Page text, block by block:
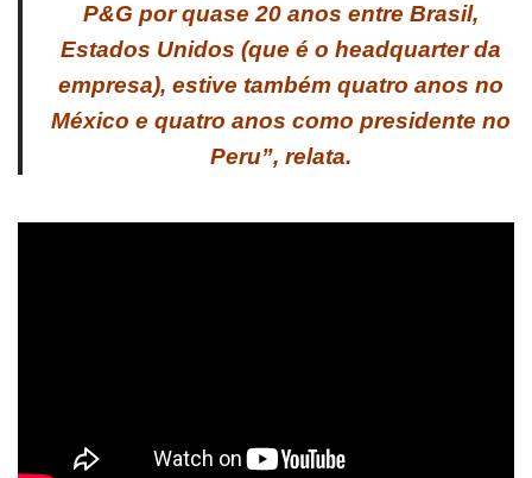
P&G por quase 20 anos entre Brasil,
Estados Unidos (que é o headquarter da
empresa), estive também quatro anos no
México e quatro anos como presidente no
Peru”, relata.